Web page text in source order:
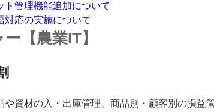
ト管理機能追加について
対応の実施について
【農業IT】
や資材の入・出庫管理、商品別・顧客別の損益